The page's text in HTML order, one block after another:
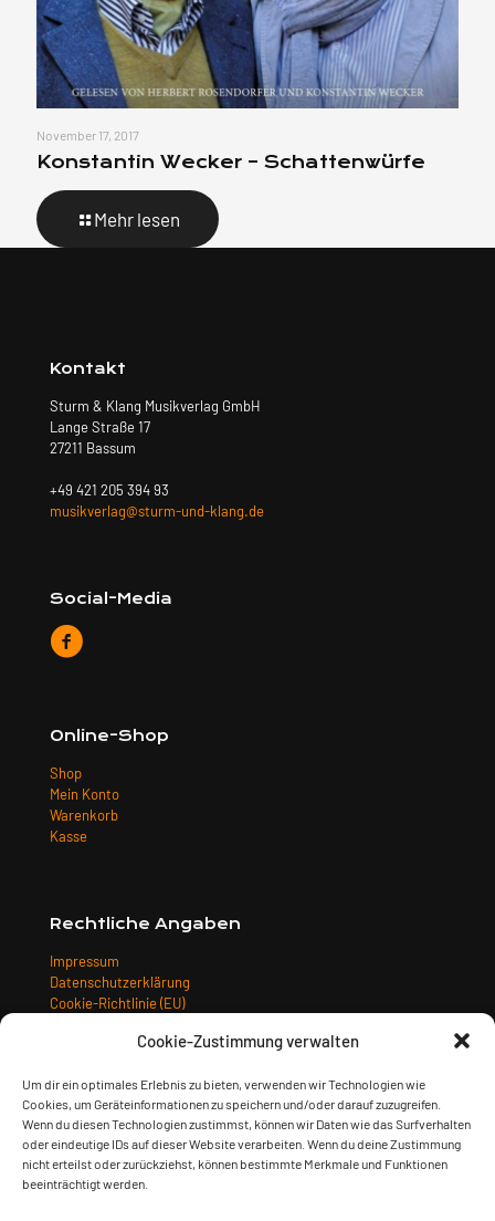
Cookie-Zustimmung verwalten
Um dir ein optimales Erlebnis zu bieten, verwenden wir Technologien wie
Cookies, um Geräteinformationen zu speichern und/oder darauf zuzugreifen.
Wenn du diesen Technologien zustimmst, können wir Daten wie das Surfverhalten
oder eindeutige IDs auf dieser Website verarbeiten. Wenn du deine Zustimmung
nicht erteilst oder zurückziehst, können bestimmte Merkmale und Funktionen
beeinträchtigt werden.
November 17, 2017
Konstantin Wecker – Schattenwürfe
Mehr lesen
Kontakt
Sturm & Klang Musikverlag GmbH
Lange Straße 17
27211 Bassum
+49 421 205 394 93
musikverlag@sturm-und-klang.de
Social-Media
Online-Shop
Shop
Mein Konto
Warenkorb
Kasse
Rechtliche Angaben
Impressum
Datenschutzerklärung
Cookie-Richtlinie (EU)
Widerrufsbelehrung
Zahlungsarten